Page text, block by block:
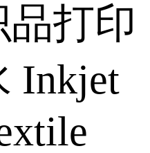
品打印
Inkjet